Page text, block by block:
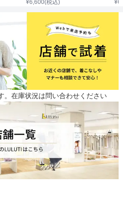
¥6,600(税込) ¥
。在庫状況は問い合わせください